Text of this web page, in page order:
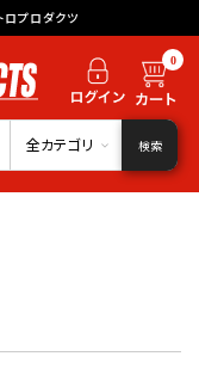
ロプロダクツ
0
全カテゴリ 検索